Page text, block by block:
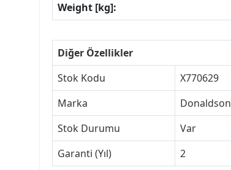
Weight [kg]:
Diğer Özellikler
Stok Kodu
X770629
Marka
Donaldson
Stok Durumu
Var
Garanti (Yıl)
2